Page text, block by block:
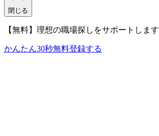
閉じる
【無料】理想の職場探しをサポートします
かんたん30秒無料登録する